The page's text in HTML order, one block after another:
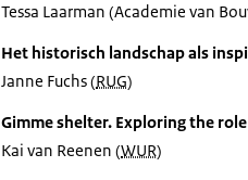
Tessa Laarman (Academie van
Het historisch landschap als
Janne Fuchs (RUG)
Gimme shelter. Exploring the
Kai van Reenen (WUR)